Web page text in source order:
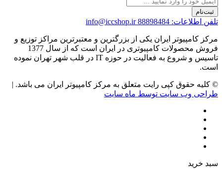
ثبت‌نام
تلفن اطلاعات: 88898484 info@iccshop.ir
مرکز کامپیوتر ایران یکی از بزرگترین و معتبرترین مراکز توزیع و
فروش محصولات کامپیوتری در ایران است که از سال 1377
تاسیس و شروع به فعالیت در حوزه IT در قلب شهر تهران نموده
است.
© کلیه حقوق کپی رایت متعلق به مرکز کامپیوتر ایران می باشد. |
طراحی وب سایت توسط ماه سایت
سبد خرید